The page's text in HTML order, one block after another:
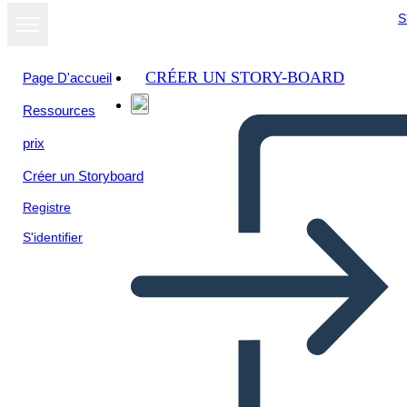
Page D'accueil
Ressources
prix
Créer un Storyboard
Registre
S'identifier
CRÉER UN STORY-BOARD
Afficher sous
forme de